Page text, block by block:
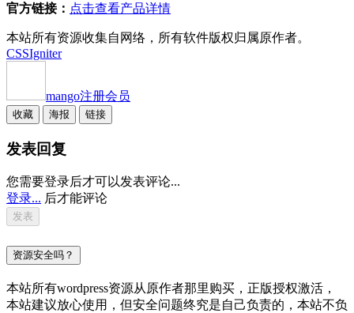
官方链接： 点击查看产品详情
本站所有资源收集自网络，所有软件版权归属原作者。
CSSIgniter
mango注册会员
收藏 海报 链接
发表回复
您需要登录后才可以发表评论...
登录... 后才能评论
资源安全吗？
本站所有wordpress资源从原作者那里购买，正版授权激活，
本站建议放心使用，但安全问题终究是自己负责的，本站不负